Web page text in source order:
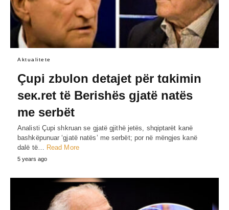
Aktualitete
Çupi zbυlon detajet për tɑkimin
seκ.ret të Berishës gjatë natës
me serbët
Analisti Çupi shkruan se gjatë gjithë jetës, shqiptarët kanë
bashkëpunuar ‘gjatë natës’ me serbët; por në mëngjes kanë
dalë të… Read More
5 years ago